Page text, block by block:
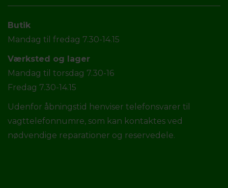
Butik
Mandag til fredag 7.30-14.15
Værksted og lager
Mandag til torsdag 7.30-16
Fredag 7.30-14.15
Udenfor åbningstid henviser telefonsvarer til
vagttelefonnumre, som kan kontaktes ved
nødvendige reparationer og reservedele.